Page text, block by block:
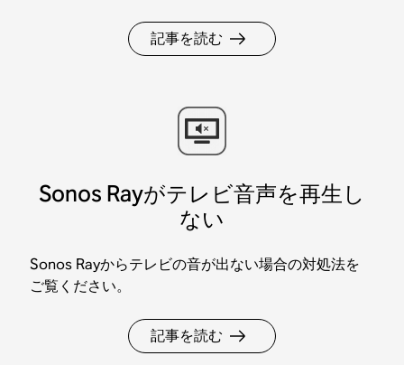
記事を読む
Sonos Rayがテレビ音声を再生し
ない
Sonos Rayからテレビの音が出ない場合の対処法を
ご覧ください。
記事を読む